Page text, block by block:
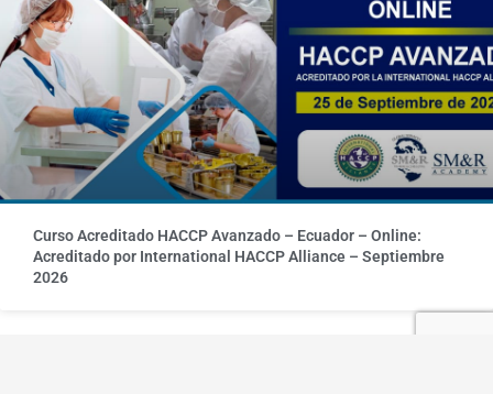
Curso Acreditado HACCP Avanzado – Ecuador – Online:
Acreditado por International HACCP Alliance – Septiembre
2026